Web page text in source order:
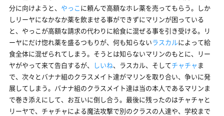
分に向けようと、 やっこに頼んで高額なホレ薬を売ってもらう。しか
しリーヤになかなか薬を飲ませる事ができずにマリンが困っている
と、やっこが高額な請求の代わりに給食に混ぜる事を引き受ける。リ
ーヤにだけ惚れ薬を盛るつもりが、何も知らないラスカルによって給
食全体に混ぜられてしまう。そうとは知らないマリンのもとに、リー
ヤがやって来て告白するが、
しいね、ラスカル、そしてチャチャ ま
で、次々とバナナ組のクラスメイト達がマリンを取り合い、争いに発
展してしまう。バナナ組のクラスメイト達は当の本人であるマリンま
で巻き添えにして、お互いに倒し合う。最後に残ったのはチャチャと
リーヤで、チャチャによる魔法攻撃で別のクラスの人達や、学校まで